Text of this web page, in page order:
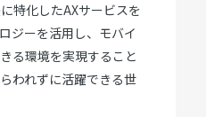
特化したAXサービスを
ジーを活用し、モバイ
る環境を実現すること
われずに活躍できる世